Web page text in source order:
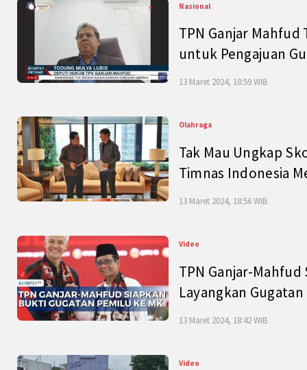
Nasional
TPN Ganjar
untuk Pengajuan
13 Maret 2024, 18:59 WIB
Olahraga
Tak Mau Ungkap
Timnas Indonesia
13 Maret 2024, 18:56 WIB
Video
TPN Ganjar-
Layangkan
13 Maret 2024, 18:42 WIB
Video